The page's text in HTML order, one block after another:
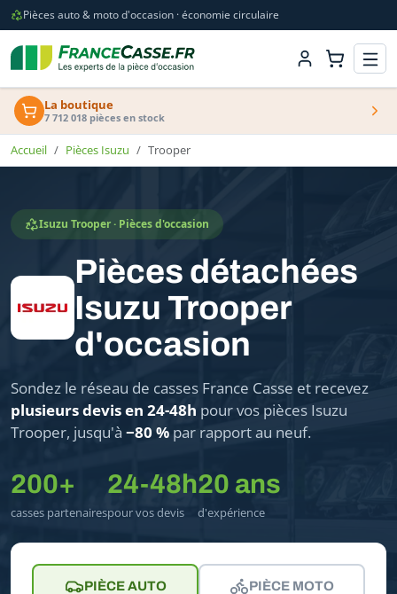
Pièces auto & moto d'occasion · économie circulaire
La boutique
7 712 018 pièces en stock
Accueil Pièces Isuzu Trooper
Isuzu Trooper · Pièces d'occasion
Pièces détachées
Isuzu Trooper
d'occasion
Sondez le réseau de casses France Casse et recevez
plusieurs devis en 24-48h pour vos pièces Isuzu
Trooper, jusqu'à −80 % par rapport au neuf.
200+
casses partenaires
24-48h
pour vos devis
20 ans
d'expérience
PIÈCE AUTO PIÈCE MOTO